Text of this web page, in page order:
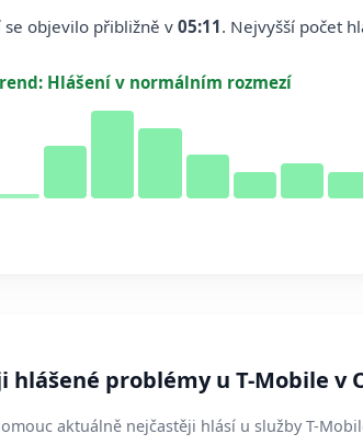
se objevilo přibližně v 05:11. Nejvyšší počet
Hlášení v normálním rozmezí
hlášené problémy u T-Mobile v
aktuálně nejčastěji hlásí u služby T-